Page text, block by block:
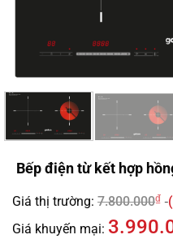
Bếp điện từ kết hợp
Giá thị trường: 7.800.000₫
Giá khuyến mại: